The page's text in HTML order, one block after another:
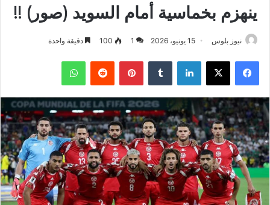
ينهزم بخماسية أمام السويد (صور) !!
نيوز بلوس 15 يونيو، 2026 1
100 دقيقة واحدة
فيسبوك X لينكدإن بينتيريست واتساب